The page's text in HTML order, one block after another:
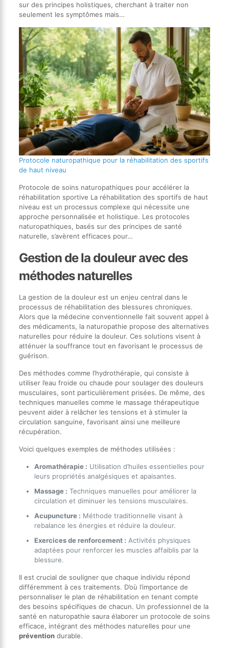
sur des principes holistiques, cherchant à traiter non
seulement les symptômes mais…
Protocole naturopathique pour la réhabilitation des sportifs
de haut niveau
Protocole de soins naturopathiques pour accélérer la
réhabilitation sportive La réhabilitation des sportifs de haut
niveau est un processus complexe qui nécessite une
approche personnalisée et holistique. Les protocoles
naturopathiques, basés sur des principes de santé
naturelle, s’avèrent efficaces pour…
Gestion de la douleur avec des
méthodes naturelles
La gestion de la douleur est un enjeu central dans le
processus de réhabilitation des blessures chroniques.
Alors que la médecine conventionnelle fait souvent appel à
des médicaments, la naturopathie propose des alternatives
naturelles pour réduire la douleur. Ces solutions visent à
atténuer la souffrance tout en favorisant le processus de
guérison.
Des méthodes comme l’hydrothérapie, qui consiste à
utiliser l’eau froide ou chaude pour soulager des douleurs
musculaires, sont particulièrement prisées. De même, des
techniques manuelles comme le massage thérapeutique
peuvent aider à relâcher les tensions et à stimuler la
circulation sanguine, favorisant ainsi une meilleure
récupération.
Voici quelques exemples de méthodes utilisées :
Aromathérapie : Utilisation d’huiles essentielles pour
leurs propriétés analgésiques et apaisantes.
Massage : Techniques manuelles pour améliorer la
circulation et diminuer les tensions musculaires.
Acupuncture : Méthode traditionnelle visant à
rebalance les énergies et réduire la douleur.
Exercices de renforcement : Activités physiques
adaptées pour renforcer les muscles affaiblis par la
blessure.
Il est crucial de souligner que chaque individu répond
différemment à ces traitements. D’où l’importance de
personnaliser le plan de réhabilitation en tenant compte
des besoins spécifiques de chacun. Un professionnel de la
santé en naturopathie saura élaborer un protocole de soins
efficace, intégrant des méthodes naturelles pour une
préventiondurable.